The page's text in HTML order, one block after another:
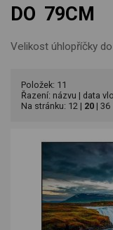
DO 79CM
Velikost úhlopříčky
Položek: 11
Řazení: názvu | data
Na stránku: 12 | 20 | 36